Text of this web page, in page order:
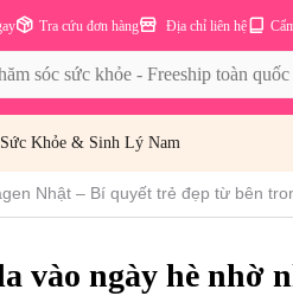
Địa chỉ liên hệ
Tra cứu đơn hàng
Sức Khỏe & Sinh Lý Nam
Nhật – Bí quyết trẻ đẹp từ bên
vào ngày hè nhờ